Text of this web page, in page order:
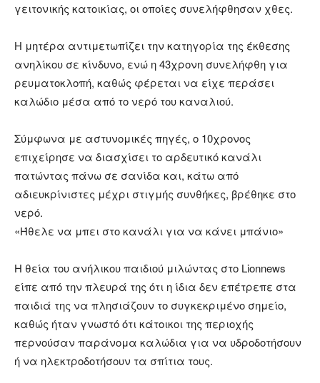
γειτονικής κατοικίας, οι οποίες συνελήφθησαν χθες.
Η μητέρα αντιμετωπίζει την κατηγορία της έκθεσης
ανηλίκου σε κίνδυνο, ενώ η 43χρονη συνελήφθη για
ρευματοκλοπή, καθώς φέρεται να είχε περάσει
καλώδιο μέσα από το νερό του καναλιού.
Σύμφωνα με αστυνομικές πηγές, ο 10χρονος
επιχείρησε να διασχίσει το αρδευτικό κανάλι
πατώντας πάνω σε σανίδα και, κάτω από
αδιευκρίνιστες μέχρι στιγμής συνθήκες, βρέθηκε στο
νερό.
«Ήθελε να μπει στο κανάλι για να κάνει μπάνιο»
Η θεία του ανήλικου παιδιού μιλώντας στο Lionnews
είπε από την πλευρά της ότι η ίδια δεν επέτρεπε στα
παιδιά της να πλησιάζουν το συγκεκριμένο σημείο,
καθώς ήταν γνωστό ότι κάτοικοι της περιοχής
περνούσαν παράνομα καλώδια για να υδροδοτήσουν
ή να ηλεκτροδοτήσουν τα σπίτια τους.